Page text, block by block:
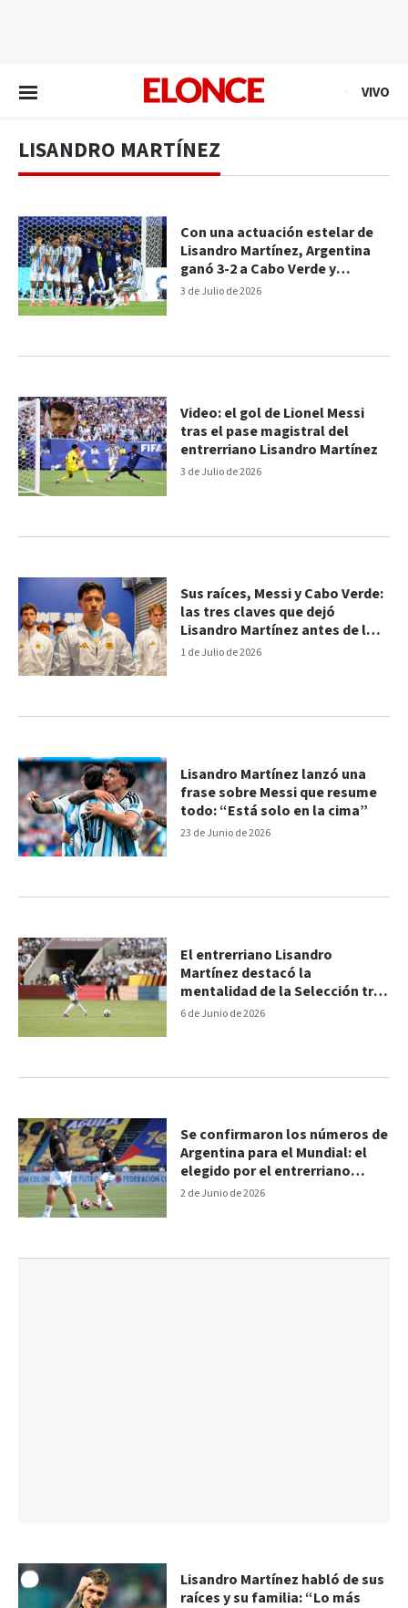
VIVO
LISANDRO MARTÍNEZ
3 de Julio de 2026
Con una actuación estelar de
Lisandro Martínez, Argentina
ganó 3-2 a Cabo Verde y
clasificó a octavos del Mundial
3 de Julio de 2026
Video: el gol de Lionel Messi
tras el pase magistral del
entrerriano Lisandro Martínez
1 de Julio de 2026
Sus raíces, Messi y Cabo Verde:
las tres claves que dejó
Lisandro Martínez antes de los
dieciseisavos
23 de Junio de 2026
Lisandro Martínez lanzó una
frase sobre Messi que resume
todo: “Está solo en la cima”
6 de Junio de 2026
El entrerriano Lisandro
Martínez destacó la
mentalidad de la Selección tras
la victoria ante Honduras
2 de Junio de 2026
Se confirmaron los números de
Argentina para el Mundial: el
elegido por el entrerriano
Lisandro Martínez
Lisandro Martínez habló de sus
raíces y su familia: “Lo más